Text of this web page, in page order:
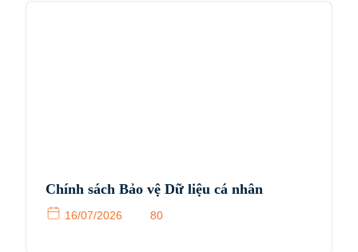
Chính sách Bảo vệ Dữ liệu cá nhân
16/07/2026 80